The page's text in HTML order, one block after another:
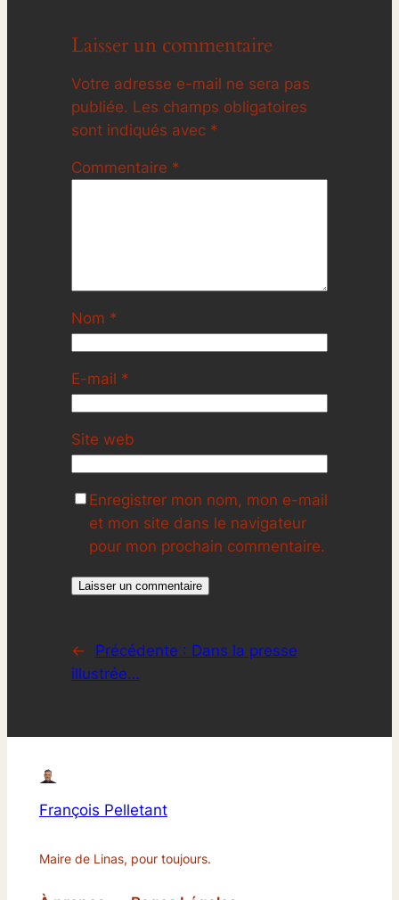
Laisser un commentaire
Votre adresse e-mail ne sera pas
publiée. Les champs obligatoires
sont indiqués avec *
Commentaire *
Nom *
E-mail *
Site web
Enregistrer mon nom, mon e-mail
et mon site dans le navigateur
pour mon prochain commentaire.
← Précédente : Dans la presse
illustrée…
François Pelletant
Maire de Linas, pour toujours.